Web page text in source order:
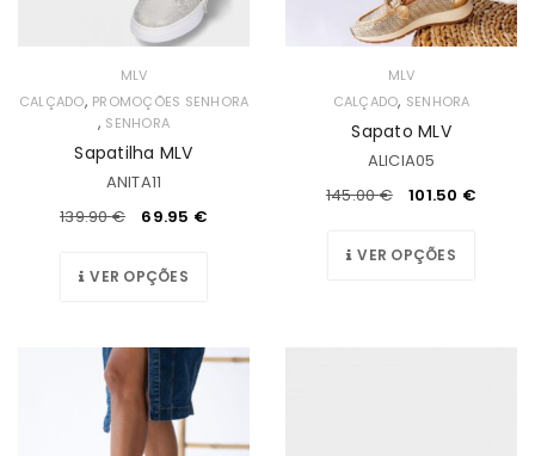
MLV
CALÇADO, PROMOÇÕES SENHORA
, SENHORA
Sapatilha MLV
ANITA11
139.90€ 69.95 €
VER OPÇÕES
MLV
CALÇADO, SENHORA
Sapato MLV
ALICIA05
145.00€ 101.50 €
VER OPÇÕES